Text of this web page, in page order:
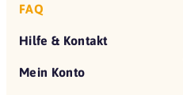
FAQ
Hilfe & Kontakt
Mein Konto